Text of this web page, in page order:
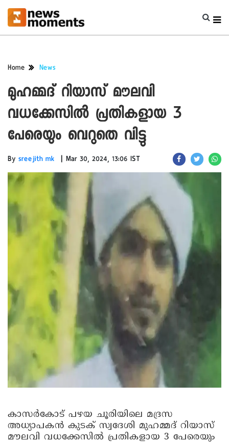
Home News
മുഹമ്മദ് റിയാസ് മൗലവി
വധക്കേസിൽ പ്രതികളായ 3
പേരെയും വെറുതെ വിട്ടു
By sreejith mk | Mar 30, 2024, 13:06 IST
കാസർകോട് പഴയ ചൂരിയിലെ മദ്രസ
അധ്യാപകൻ കുടക് സ്വദേശി മുഹമ്മദ് റിയാസ്
മൗലവി വധക്കേസിൽ പ്രതികളായ 3 പേരെയും